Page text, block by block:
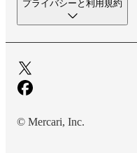
プライバシーと利用規約
© Mercari, Inc.